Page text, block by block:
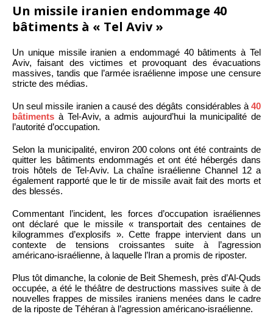
Un missile iranien endommage 40
bâtiments à « Tel Aviv »
Un unique missile iranien a endommagé 40 bâtiments à Tel
Aviv, faisant des victimes et provoquant des évacuations
massives, tandis que l’armée israélienne impose une censure
stricte des médias.
Un seul missile iranien a causé des dégâts considérables à 40
bâtiments à Tel-Aviv, a admis aujourd’hui la municipalité de
l’autorité d’occupation.
Selon la municipalité, environ 200 colons ont été contraints de
quitter les bâtiments endommagés et ont été hébergés dans
trois hôtels de Tel-Aviv. La chaîne israélienne Channel 12 a
également rapporté que le tir de missile avait fait des morts et
des blessés.
Commentant l’incident, les forces d’occupation israéliennes
ont déclaré que le missile « transportait des centaines de
kilogrammes d’explosifs ». Cette frappe intervient dans un
contexte de tensions croissantes suite à l’agression
américano-israélienne, à laquelle l’Iran a promis de riposter.
Plus tôt dimanche, la colonie de Beit Shemesh, près d’Al-Quds
occupée, a été le théâtre de destructions massives suite à de
nouvelles frappes de missiles iraniens menées dans le cadre
de la riposte de Téhéran à l’agression américano-israélienne.